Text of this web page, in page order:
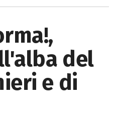
del
e di